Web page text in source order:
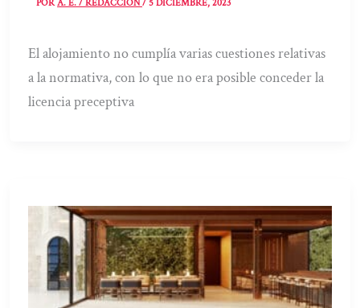
PORA. E. / REDACCIÓN/5 DICIEMBRE, 2023
El alojamiento no cumplía varias cuestiones relativas
a la normativa, con lo que no era posible conceder la
licencia preceptiva